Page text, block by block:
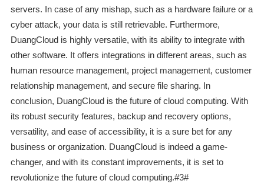
servers. In case of any mishap, such as a hardware failure or a
cyber attack, your data is still retrievable. Furthermore,
DuangCloud is highly versatile, with its ability to integrate with
other software. It offers integrations in different areas, such as
human resource management, project management, customer
relationship management, and secure file sharing. In
conclusion, DuangCloud is the future of cloud computing. With
its robust security features, backup and recovery options,
versatility, and ease of accessibility, it is a sure bet for any
business or organization. DuangCloud is indeed a game-
changer, and with its constant improvements, it is set to
revolutionize the future of cloud computing.#3#